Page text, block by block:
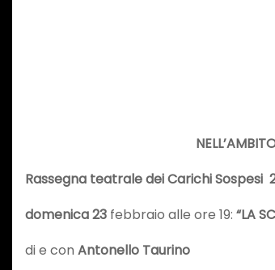
Rassegna teatrale dei Carichi Sospesi
domenica 23 febbraio alle ore 19: “LA
di e con Antonello Taurino